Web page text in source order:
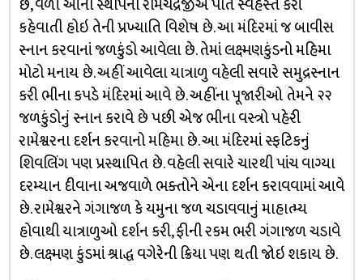
છે, વળી આની સ્થાપના રામચંદ્રજીએ પોતે સ્વહસ્તે કરી
કહેવાતી હોઇ તેની પ્રખ્યાતિ વિશેષ છે. આ મંદિરમાં જ બાવીસ
સ્નાન કરવાનાં જળકુંડો આવેલા છે. તેમાં લક્ષ્મણકુંડનો મહિમા
મોટો મનાય છે. અહીં આવેલા યાત્રાળુ વહેલી સવારે સમુદ્રસ્નાન
કરી ભીના કપડે મંદિરમાં આવે છે. અહીંના પૂજારીઓ તેમને ૨૨
જળકુંડોનું સ્નાન કરાવે છે પછી એજ ભીના વસ્ત્રો પહેરી
રામેશ્વરના દર્શન કરવાનો મહિમા છે. આ મંદિરમાં સ્ફટિકનું
શિવલિંગ પણ પ્રસ્થાપિત છે. વહેલી સવારે ચારથી પાંચ વાગ્યા
દરમ્યાન દીવાના અજવાળે ભક્તોને એના દર્શન કરાવવામાં આવે
છે. રામેશ્વરને ગંગાજળ કે યમુના જળ ચડાવવાનું માહાત્મ્ય
હોવાથી યાત્રાળુઓ દર્શન કરી, ફીની રકમ ભરી ગંગાજળ ચડાવે
છે. લક્ષ્મણ કુંડમાં શ્રાદ્ધ વગેરેની ક્રિયા પણ થતી જોઇ શકાય છે.